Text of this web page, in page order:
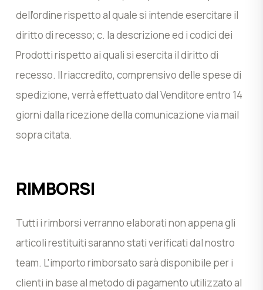
dell’ordine rispetto al quale si intende esercitare il
diritto di recesso; c. la descrizione ed i codici dei
Prodotti rispetto ai quali si esercita il diritto di
recesso. Il riaccredito, comprensivo delle spese di
spedizione, verrà effettuato dal Venditore entro 14
giorni dalla ricezione della comunicazione via mail
sopra citata.
RIMBORSI
Tutti i rimborsi verranno elaborati non appena gli
articoli restituiti saranno stati verificati dal nostro
team. L'importo rimborsato sarà disponibile per i
clienti in base al metodo di pagamento utilizzato al